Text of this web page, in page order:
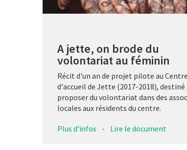
A jette, on brode du
volontariat au féminin
Récit d'un an de projet pilote au Centre
d'accueil de Jette (2017-2018), destiné
proposer du volontariat dans des
locales aux résidents du centre.
Plus d'infos - Lire le document